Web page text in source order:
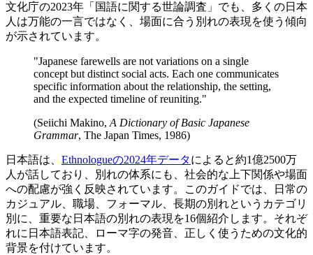
文化庁の2023年「国語に関する世論調査」でも、多くの日本
人は万能の一言ではなく、場面に合う別れの表現を使う傾向
が示されています。
"Japanese farewells are not variations on a single
concept but distinct social acts. Each one communicates
specific information about the relationship, the setting,
and the expected timeline of reuniting."
(Seiichi Makino,A Dictionary of Basic Japanese
Grammar, The Japan Times, 1986)
日本語は、 Ethnologueの2024年データによると約1億2500万
人が話しており、別れの体系にも、社会的な上下関係や場面
への配慮が強く反映されています。このガイドでは、日常の
カジュアル、職場、フォーマル、長期の別れというカテゴリ
別に、重要な日本語の別れの表現を16個紹介します。それぞ
れに日本語表記、ローマ字の発音、正しく使うための文化的
背景を付けています。